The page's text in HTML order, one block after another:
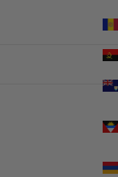
SPARE 26%